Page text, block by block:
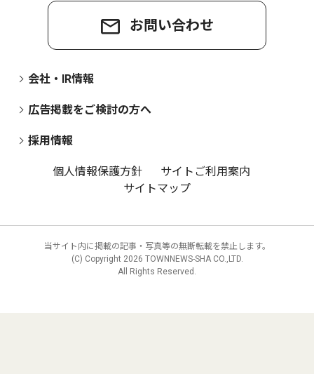
お問い合わせ
会社・IR情報
広告掲載をご検討の方へ
採用情報
個人情報保護方針
サイトご利用案内
サイトマップ
当サイト内に掲載の記事・写真等の無断転載を禁止します。
(C) Copyright 2026 TOWNNEWS-SHA CO.,LTD.
All Rights Reserved.